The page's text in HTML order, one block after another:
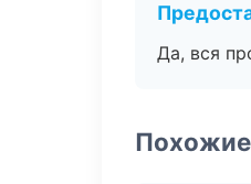
Да, вся